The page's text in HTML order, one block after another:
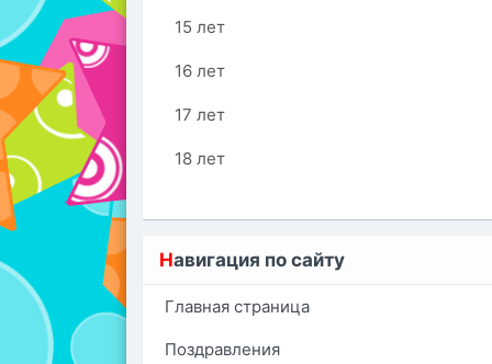
15 лет
16 лет
17 лет
18 лет
Навигация по сайту
Главная страница
Поздравления